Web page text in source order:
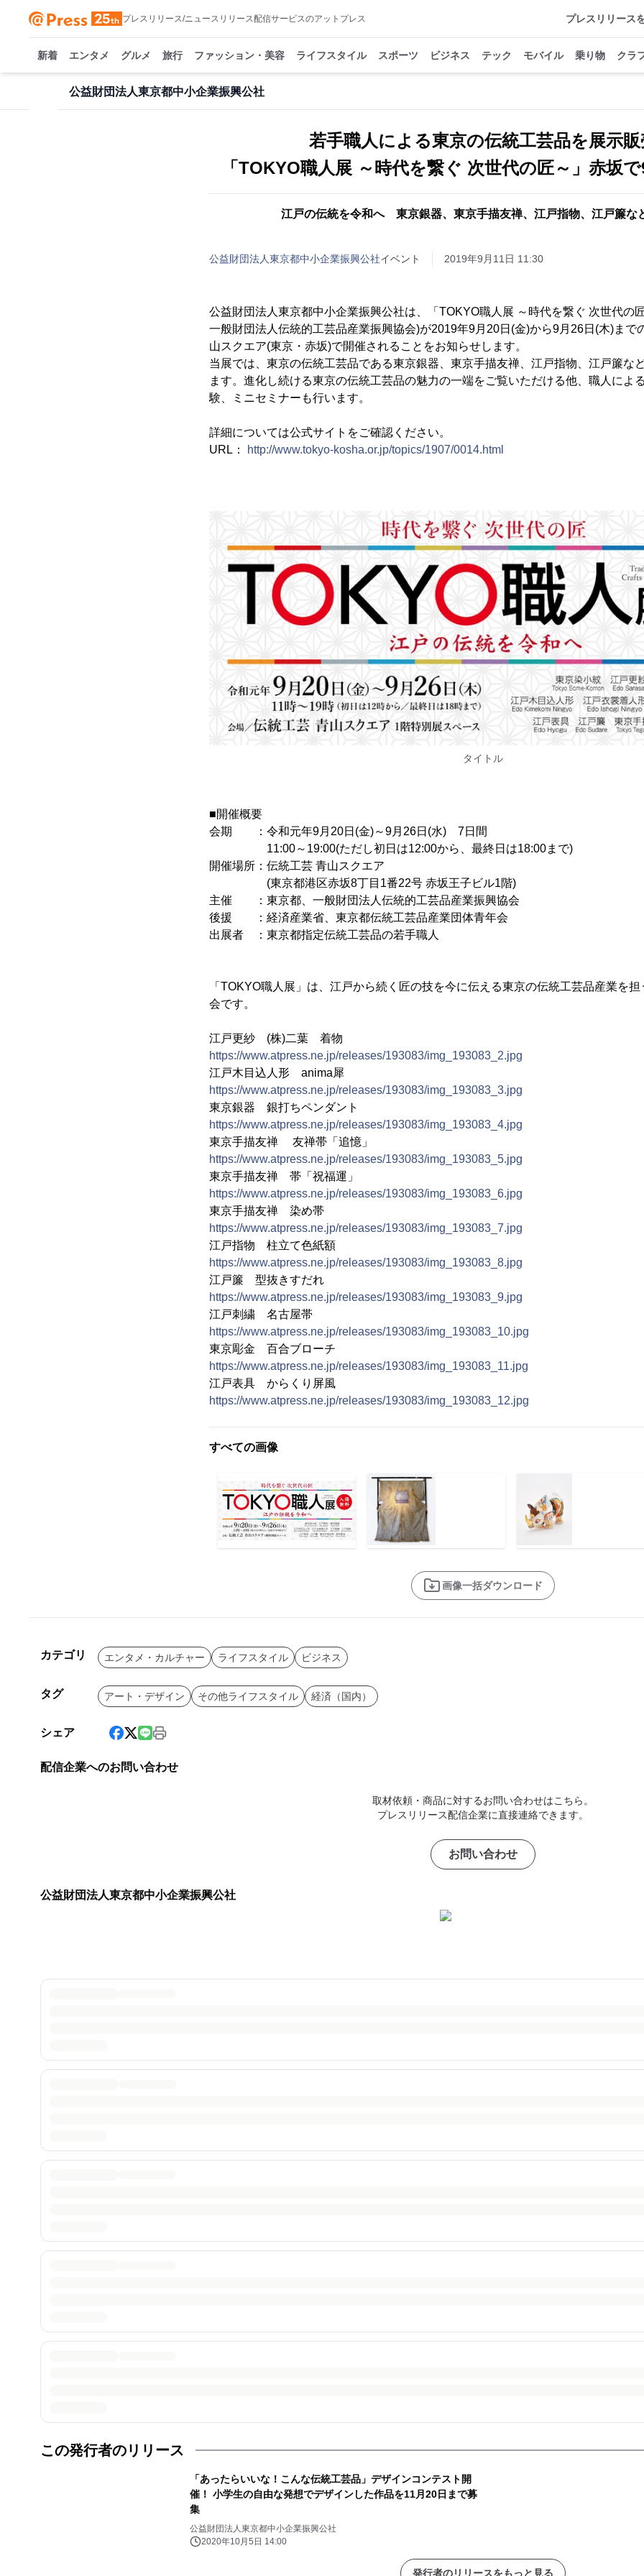
プレスリリース/ニュースリリース配信サービスのアットプレス プレスリリース
新着 エンタメ グルメ 旅行 ファッション・美容 ライフスタイル スポーツ ビジネス テック モバイル 乗り物 クラ
公益財団法人東京都中小企業振興公社
若手職人による東京の伝統工芸品を展示販
「TOKYO職人展 ～時代を繋ぐ 次世代の匠～」赤坂
江戸の伝統を令和へ 東京銀器、東京手描友禅、江戸指物、江戸簾な
公益財団法人東京都中小企業振興公社イベント 2019年9月11日 11:30
公益財団法人東京都中小企業振興公社は、「TOKYO職人展 ～時代を繋ぐ 次世代の
一般財団法人伝統的工芸品産業振興協会)が2019年9月20日(金)から9月26日(木)まで
山スクエア(東京・赤坂)で開催されることをお知らせします。
当展では、東京の伝統工芸品である東京銀器、東京手描友禅、江戸指物、江戸簾な
ます。進化し続ける東京の伝統工芸品の魅力の一端をご覧いただける他、職人によ
験、ミニセミナーも行います。
詳細については公式サイトをご確認ください。
URL：
http://www.tokyo-kosha.or.jp/topics/1907/0014.html
タイトル
■開催概要
会期 ：令和元年9月20日(金)～9月26日(水) 7日間
11:00～19:00(ただし初日は12:00から、最終日は18:00まで)
開催場所：伝統工芸 青山スクエア
(東京都港区赤坂8丁目1番22号 赤坂王子ビル1階)
主催 ：東京都、一般財団法人伝統的工芸品産業振興協会
後援 ：経済産業省、東京都伝統工芸品産業団体青年会
出展者 ：東京都指定伝統工芸品の若手職人
「TOKYO職人展」は、江戸から続く匠の技を今に伝える東京の伝統工芸品産業を
会です。
江戸更紗 (株)二葉 着物
https://www.atpress.ne.jp/releases/193083/img_193083_2.jpg
江戸木目込人形 anima犀
https://www.atpress.ne.jp/releases/193083/img_193083_3.jpg
東京銀器 銀打ちペンダント
https://www.atpress.ne.jp/releases/193083/img_193083_4.jpg
東京手描友禅 友禅帯「追憶」
https://www.atpress.ne.jp/releases/193083/img_193083_5.jpg
東京手描友禅 帯「祝福運」
https://www.atpress.ne.jp/releases/193083/img_193083_6.jpg
東京手描友禅 染め帯
https://www.atpress.ne.jp/releases/193083/img_193083_7.jpg
江戸指物 柱立て色紙額
https://www.atpress.ne.jp/releases/193083/img_193083_8.jpg
江戸簾 型抜きすだれ
https://www.atpress.ne.jp/releases/193083/img_193083_9.jpg
江戸刺繍 名古屋帯
https://www.atpress.ne.jp/releases/193083/img_193083_10.jpg
東京彫金 百合ブローチ
https://www.atpress.ne.jp/releases/193083/img_193083_11.jpg
江戸表具 からくり屏風
https://www.atpress.ne.jp/releases/193083/img_193083_12.jpg
すべての画像
画像一括ダウンロード
カテゴリ エンタメ・カルチャー ライフスタイル ビジネス
タグ アート・デザイン その他ライフスタイル 経済（国内）
シェア
配信企業へのお問い合わせ
取材依頼・商品に対するお問い合わせはこちら。
プレスリリース配信企業に直接連絡できます。
お問い合わせ
公益財団法人東京都中小企業振興公社
この発行者のリリース
「あったらいいな！こんな伝統工芸品」デザインコンテスト開
催！ 小学生の自由な発想でデザインした作品を11月20日まで募
集
公益財団法人東京都中小企業振興公社
2020年10月5日 14:00
発行者のリリースをもっと見る